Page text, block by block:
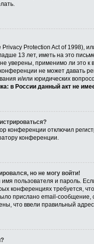
Privacy Protection Act of 1998),
13 лет, иметь на это
уверены, применимо ли это к
не может давать
и/или юридических
в России данный акт не
конференции отключил
конференции.
но не могу войти!
пользователя и пароль.
конференциях требуется,
прислано email-
что ввели правильный